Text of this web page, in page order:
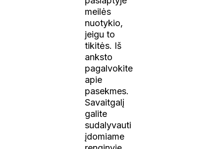
meilės
nuotykio,
jeigu to
tikitės. Iš
anksto
pagalvokite
apie
pasekmes.
Savaitgalį
galite
sudalyvauti
įdomiame